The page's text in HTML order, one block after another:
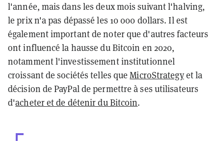
l'année, mais dans les deux mois suivant l'halving,
le prix n'a pas dépassé les 10 000 dollars. Il est
également important de noter que d'autres facteurs
ont influencé la hausse du Bitcoin en 2020,
notamment l'investissement institutionnel
croissant de sociétés telles queMicroStrategyet la
décision de PayPal de permettre à ses utilisateurs
d'acheter et de détenir du Bitcoin.